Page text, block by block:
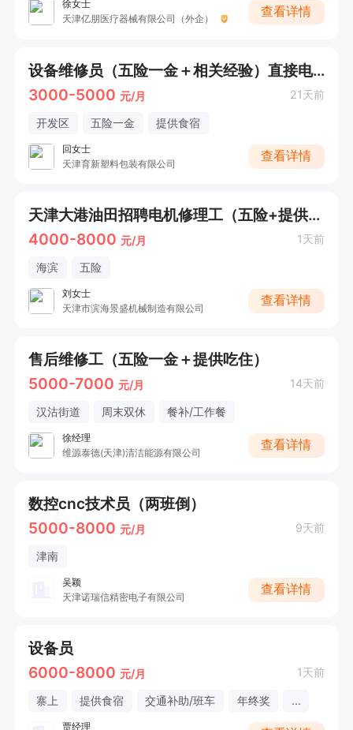
徐女士
天津亿朋医疗器械有限公司（外企）
查看详情
设备维修员（五险一金＋相关经验）直接电话联系
3000-5000 元/月 21天前
开发区 五险一金 提供食宿
回女士
天津育新塑料包装有限公司
查看详情
天津大港油田招聘电机修理工（五险+提供午餐+住宿）
4000-8000 元/月 1天前
海滨 五险
刘女士
天津市滨海景盛机械制造有限公司
查看详情
售后维修工（五险一金＋提供吃住）
5000-7000 元/月 14天前
汉沽街道 周末双休 餐补/工作餐
徐经理
维源泰德(天津)清洁能源有限公司
查看详情
数控cnc技术员（两班倒）
5000-8000 元/月 9天前
津南
吴颖
天津诺瑞信精密电子有限公司
查看详情
设备员
6000-8000 元/月 1天前
寨上 提供食宿 交通补助/班车 年终奖 ...
贾经理